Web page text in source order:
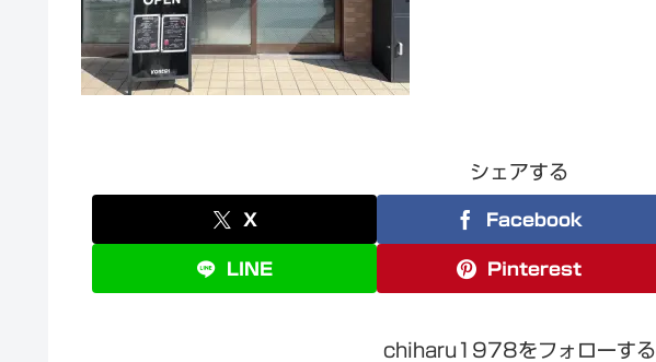
シェアする
X Facebook
LINE Pinterest
chiharu1978をフォローする